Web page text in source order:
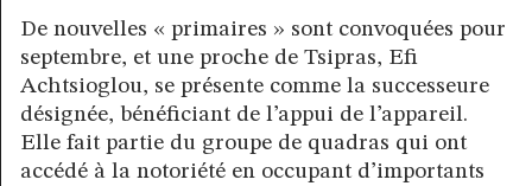
De nouvelles « primaires » sont convoquées pour
septembre, et une proche de Tsipras, Efi
Achtsioglou, se présente comme la successeure
désignée, bénéficiant de l’appui de l’appareil.
Elle fait partie du groupe de quadras qui ont
accédé à la notoriété en occupant d’importants